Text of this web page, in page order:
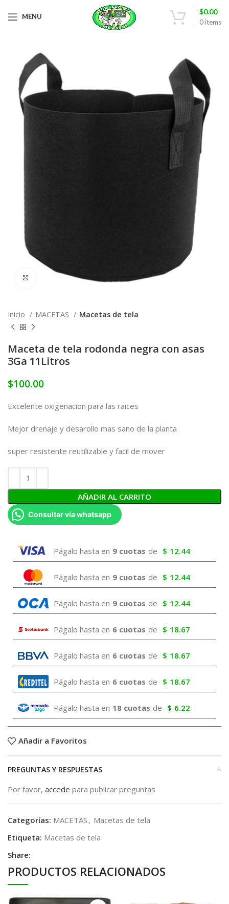
MENU
0items
$0.00
Click to enlarge
Inicio MACETAS Macetas de tela
Maceta de tela rodonda negra con asas
3Ga 11Litros
$100.00
Excelente oxigenacion para las raices
Mejor drenaje y desarollo mas sano de la planta
super resistente reutilizable y facil de mover
AÑADIR AL CARRITO
Consultar vía whatsapp
Págalo hasta en 9 cuotas de $ 12.44
Págalo hasta en 9 cuotas de $ 12.44
Págalo hasta en 9 cuotas de $ 12.44
Págalo hasta en 6 cuotas de $ 18.67
Págalo hasta en 6 cuotas de $ 18.67
Págalo hasta en 6 cuotas de $ 18.67
Págalo hasta en 18 cuotas de $ 6.22
Añadir a Favoritos
PREGUNTAS Y RESPUESTAS
Por favor, accede para publicar preguntas
Categorías: MACETAS , Macetas de tela
Etiqueta: Macetas de tela
Share:
PRODUCTOS RELACIONADOS